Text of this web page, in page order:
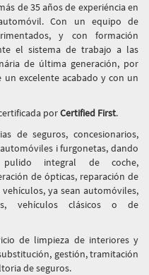
de 35 años de experiéncia en
Con un equipo de
y con formación
el sistema de trabajo a las
de última generación, por
excelente acabado y con un
porCertified First.
de seguros, concesionarios,
i furgonetas, dando
integral de coche,
de ópticas, reparación de
ya sean automóviles,
vehículos clásicos o de
de limpieza de interiores y
gestión, tramitación
de seguros.